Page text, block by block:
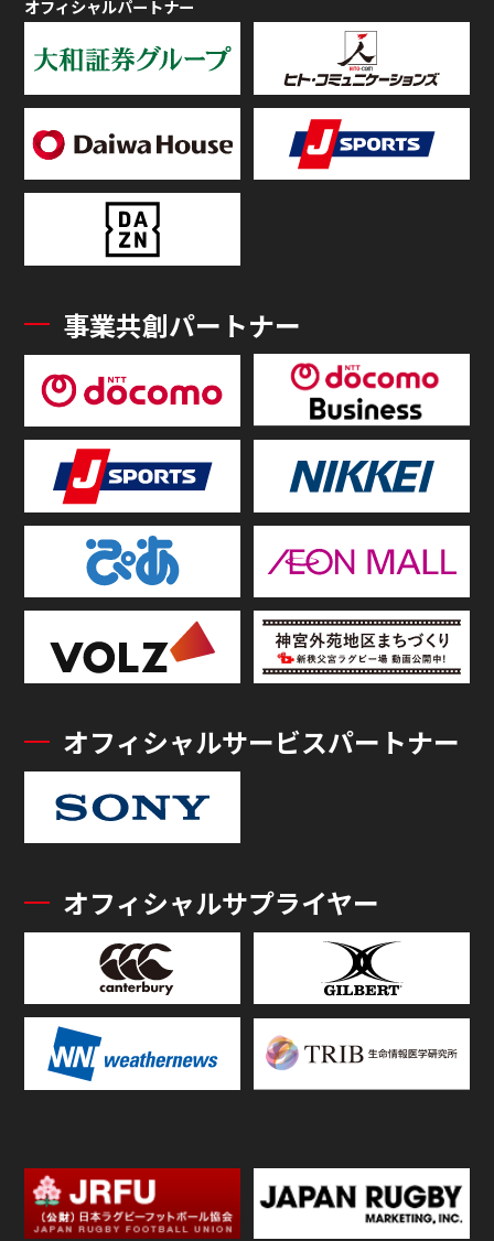
オフィシャルパートナー
事業共創パートナー
オフィシャルサービスパートナー
オフィシャルサプライヤー